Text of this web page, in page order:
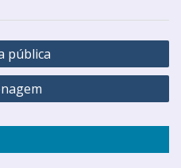
pública